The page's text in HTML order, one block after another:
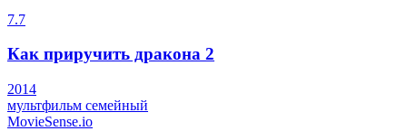
7.7
Как приручить дракона 2
2014
мультфильм семейный
MovieSense.io